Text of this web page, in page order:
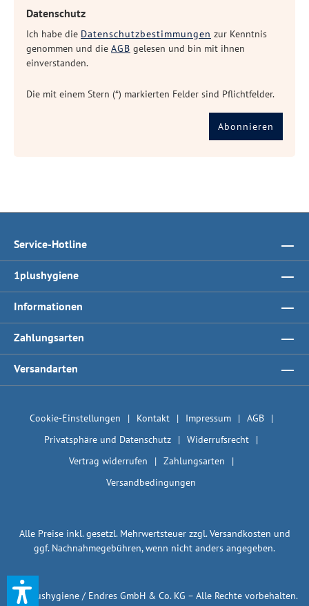
Datenschutz
Ich habe die Datenschutzbestimmungen zur Kenntnis
genommen und die AGB gelesen und bin mit ihnen
einverstanden.
Die mit einem Stern (*) markierten Felder sind Pflichtfelder.
Abonnieren
Service-Hotline
1plushygiene
Informationen
Zahlungsarten
Versandarten
Cookie-Einstellungen Kontakt Impressum
AGB
Privatsphäre und Datenschutz
Widerrufsrecht
Vertrag widerrufen
Zahlungsarten
Versandbedingungen
Alle Preise inkl. gesetzl. Mehrwertsteuer zzgl.Versandkosten und
ggf. Nachnahmegebühren, wenn nicht anders angegeben.
© 1plushygiene / Endres GmbH & Co. KG – Alle Rechte vorbehalten.